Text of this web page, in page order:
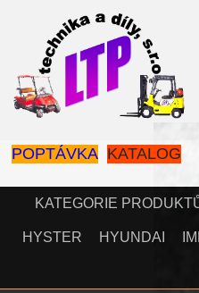
POPTÁVKA KATALOG
KATEGORIE
HYSTER HYUNDAI